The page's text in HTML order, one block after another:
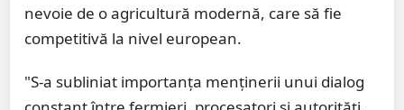
nevoie de o agricultură modernă, care să fie
competitivă la nivel european.
"S-a subliniat importanța menținerii unui dialog